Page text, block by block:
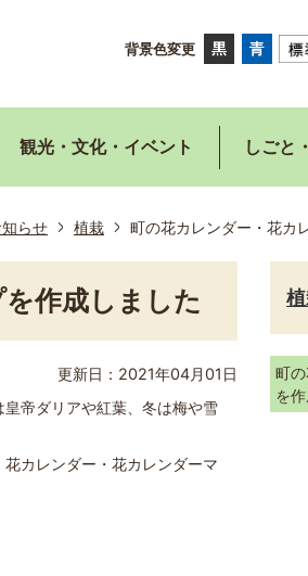
背景色変更
観光・文化・イベント しごと
知らせ 植栽 町の花カレンダー・花カ
作成しました
更新日：2021年04月01日
帝ダリアや紅葉、冬は梅や雪
カレンダー・花カレンダーマ
町
を